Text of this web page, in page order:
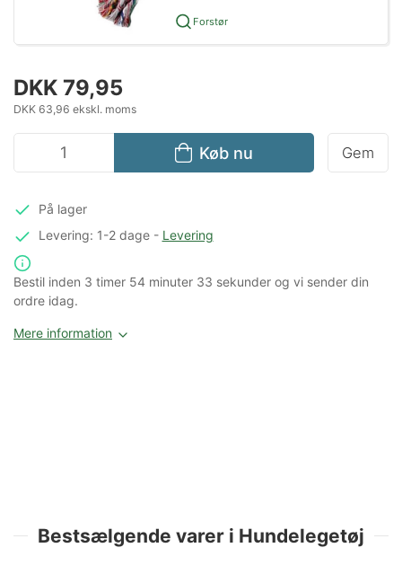
Forstør
DKK 79,95
DKK 63,96 ekskl. moms
Køb nu Gem
På lager
Levering: 1-2 dage- Levering
Bestil inden 3 timer 54 minuter 33 sekunder og vi sender din
ordre idag.
Mere information
Bestsælgende varer i Hundelegetøj